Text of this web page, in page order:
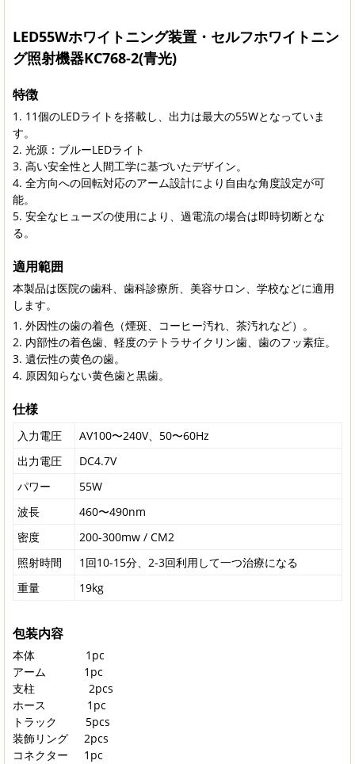
LED55Wホワイトニング装置・セルフホワイトニン
グ照射機器KC768-2(青光)
特徴
11個のLEDライトを搭載し、出力は最大の55Wとなっていま
す。
光源：ブルーLEDライト
高い安全性と人間工学に基づいたデザイン。
全方向への回転対応のアーム設計により自由な角度設定が可
能。
安全なヒューズの使用により、過電流の場合は即時切断とな
る。
適用範囲
本製品は医院の歯科、歯科診療所、美容サロン、学校などに適用
します。
外因性の歯の着色（煙斑、コーヒー汚れ、茶汚れなど）。
内部性の着色歯、軽度のテトラサイクリン歯、歯のフッ素症。
遺伝性の黄色の歯。
原因知らない黄色歯と黒歯。
仕様
入力電圧
AV100〜240V、50〜60Hz
出力電圧
DC4.7V
パワー
55W
波長
460〜490nm
密度
200-300mw / CM2
照射時間
1回10-15分、2-3回利用して一つ治療になる
重量
19kg
包装内容
本体 1pc
アーム 1pc
支柱 2pcs
ホース 1pc
トラック 5pcs
装飾リング 2pcs
コネクター 1pc